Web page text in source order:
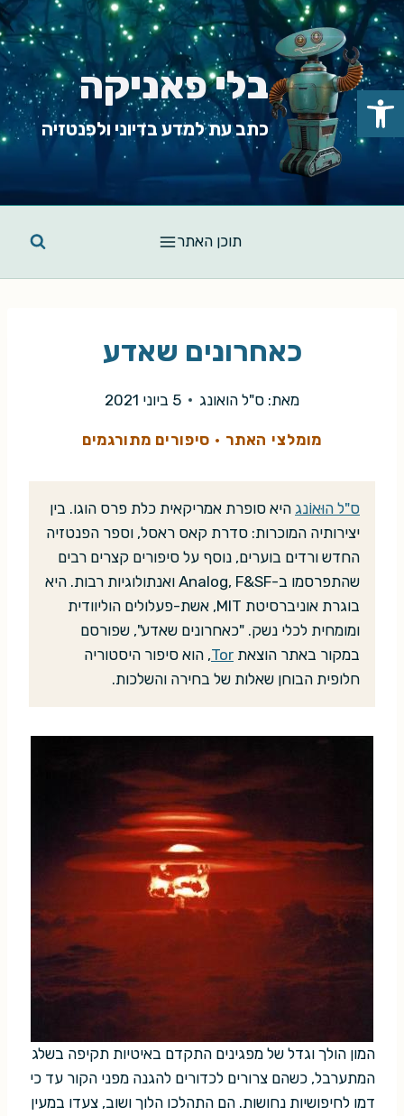
Skip
to
content
בלי פאניקה
כתב עת למדע בדיוני ולפנטזיה
תוכן האתר
כאחרונים שאדע
מאת: ס"ל הואונג 5 ביוני 2021
מומלצי האתר · סיפורים מתורגמים
ס"ל הוּאוֹנג היא סופרת אמריקאית כלת פרס הוגו. בין
יצירותיה המוכרות: סדרת קאס ראסל, וספר הפנטזיה
החדש ורדים בוערים, נוסף על סיפורים קצרים רבים
שהתפרסמו ב-Analog, F&SF ואנתולוגיות רבות. היא
בוגרת אוניברסיטת MIT, אשת-פעלולים הוליוודית
ומומחית לכלי נשק. "כאחרונים שאדע", שפורסם
במקור באתר הוצאת Tor, הוא סיפור היסטוריה
חלופית הבוחן שאלות של בחירה והשלכות.
המון הולך וגדל של מפגינים התקדם באיטיות תקיפה בשלג
המתערבל, כשהם צרורים לכדורים להגנה מפני הקור עד כי
דמו לחיפושיות נחושות. הם התהלכו הלוך ושוב, צעדו במעין
פתח סרגל נגישות